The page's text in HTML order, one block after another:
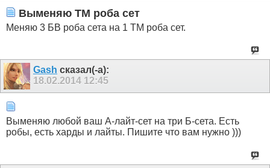
Выменяю ТМ роба сет
Меняю 3 БВ роба сета на 1 ТМ роба сет.
Gash сказал(-а):
18.02.2014 12:45
Выменяю любой ваш А-лайт-сет на три Б-сета. Есть
робы, есть харды и лайты. Пишите что вам нужно )))